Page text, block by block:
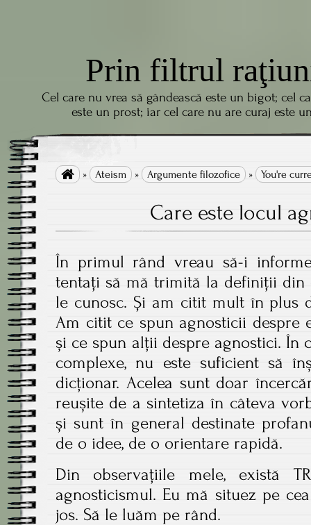
Prin filtrul
Cel care nu vrea să gândească este un bigot; cel
este un prost; iar cel care nu are curaj este
 » Ateism » Argumente filozofice » You're
Care este locul
În primul rând vreau să-i
tentați să mă trimită la definiții
le cunosc. Și am citit mult în plus
Am citit ce spun agnosticii despre
și ce spun alții despre agnostici.
complexe, nu este suficient să
dicționar. Acelea sunt doar
reușite de a sintetiza în câteva
și sunt în general destinate
de o idee, de o orientare rapidă.
Din observațiile mele, există
agnosticismul. Eu mă situez pe
jos. Să le luăm pe rând.